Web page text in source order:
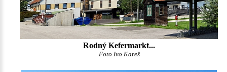
Rodný Kefermarkt...
Foto Ivo Kareš